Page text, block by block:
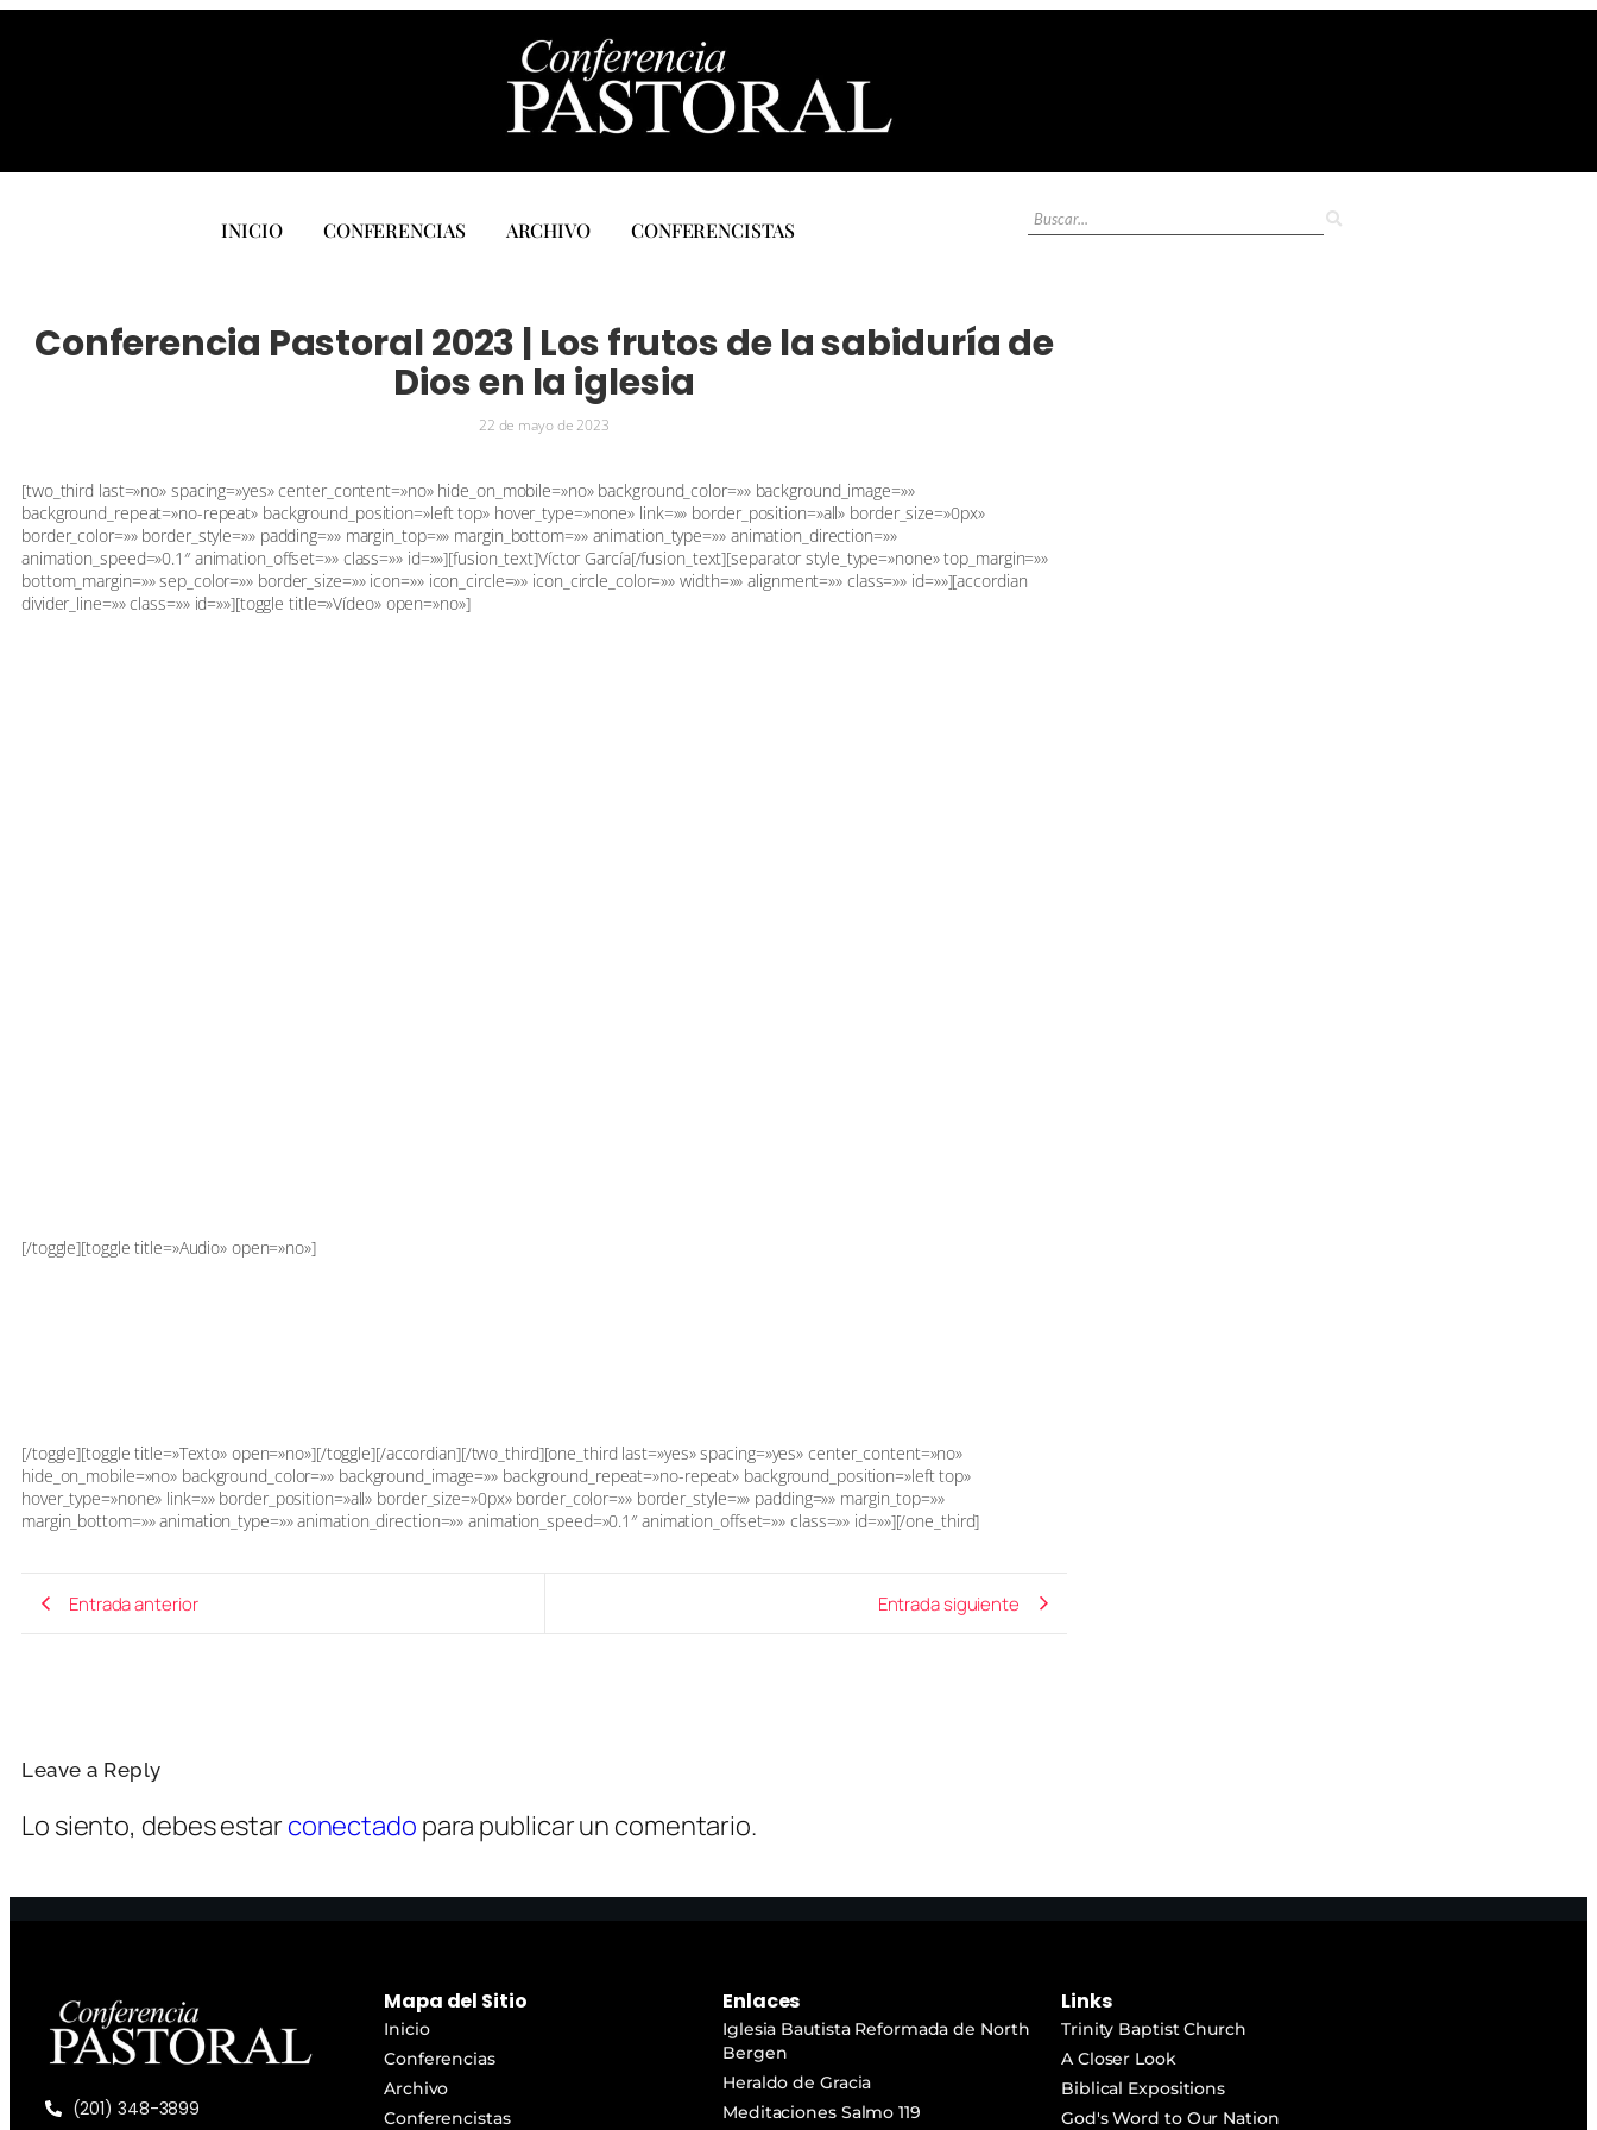
INICIO CONFERENCIAS ARCHIVO CONFERENCISTAS
Conferencia Pastoral 2023 | Los frutos de la sabiduría de
Dios en la iglesia
22 de mayo de 2023
[two_third last=»no» spacing=»yes» center_content=»no» hide_on_mobile=»no» background_color=»» background_image=»»
background_repeat=»no-repeat» background_position=»left top» hover_type=»none» link=»» border_position=»all» border_size=»0px»
border_color=»» border_style=»» padding=»» margin_top=»» margin_bottom=»» animation_type=»» animation_direction=»»
animation_speed=»0.1″ animation_offset=»» class=»» id=»»][fusion_text]Víctor García[/fusion_text][separator style_type=»none» top_margin=»»
bottom_margin=»» sep_color=»» border_size=»» icon=»» icon_circle=»» icon_circle_color=»» width=»» alignment=»» class=»» id=»»][accordian
divider_line=»» class=»» id=»»][toggle title=»Vídeo» open=»no»]
[/toggle][toggle title=»Audio» open=»no»]
[/toggle][toggle title=»Texto» open=»no»][/toggle][/accordian][/two_third][one_third last=»yes» spacing=»yes» center_content=»no»
hide_on_mobile=»no» background_color=»» background_image=»» background_repeat=»no-repeat» background_position=»left top»
hover_type=»none» link=»» border_position=»all» border_size=»0px» border_color=»» border_style=»» padding=»» margin_top=»»
margin_bottom=»» animation_type=»» animation_direction=»» animation_speed=»0.1″ animation_offset=»» class=»» id=»»][/one_third]
Entrada anterior Entrada siguiente
Leave a Reply
Lo siento, debes estar conectado para publicar un comentario.
(201) 348-3899
Mapa del Sitio
Inicio
Conferencias
Archivo
Conferencistas
Enlaces
Iglesia Bautista Reformada de North
Bergen
Heraldo de Gracia
Meditaciones Salmo 119
Links
Trinity Baptist Church
A Closer Look
Biblical Expositions
God's Word to Our Nation